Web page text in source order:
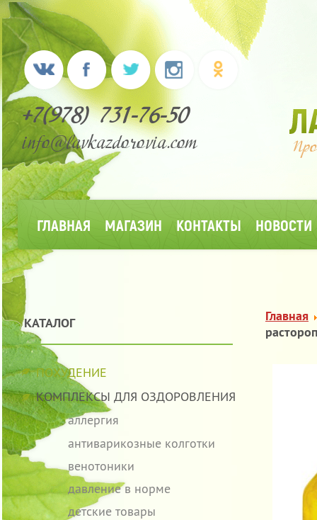
+7(978) 731-76-50
info@lavkazdorovia.com
ГЛАВНАЯ МАГАЗИН КОНТАКТЫ НОВОСТИ
КАТАЛОГ
ПОХУДЕНИЕ
КОМПЛЕКСЫ ДЛЯ ОЗДОРОВЛЕНИЯ
аллергия
антиварикозные колготки
венотоники
давление в норме
детские товары
Главная